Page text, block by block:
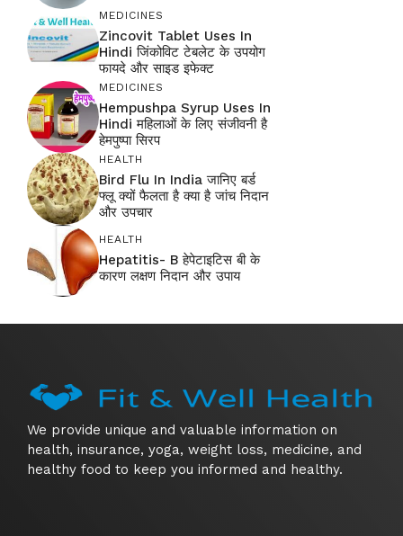
MEDICINES
Zincovit Tablet Uses In
Hindi जिंकोविट टेबलेट के उपयोग
फायदे और साइड इफेक्ट
MEDICINES
Hempushpa Syrup Uses In
Hindi महिलाओं के लिए संजीवनी है
हेमपुष्पा सिरप
HEALTH
Bird Flu In India जानिए बर्ड
फ्लू क्यों फैलता है क्या है जांच निदान
और उपचार
HEALTH
Hepatitis- B हेपेटाइटिस बी के
कारण लक्षण निदान और उपाय
We provide unique and valuable information on
health, insurance, yoga, weight loss, medicine, and
healthy food to keep you informed and healthy.